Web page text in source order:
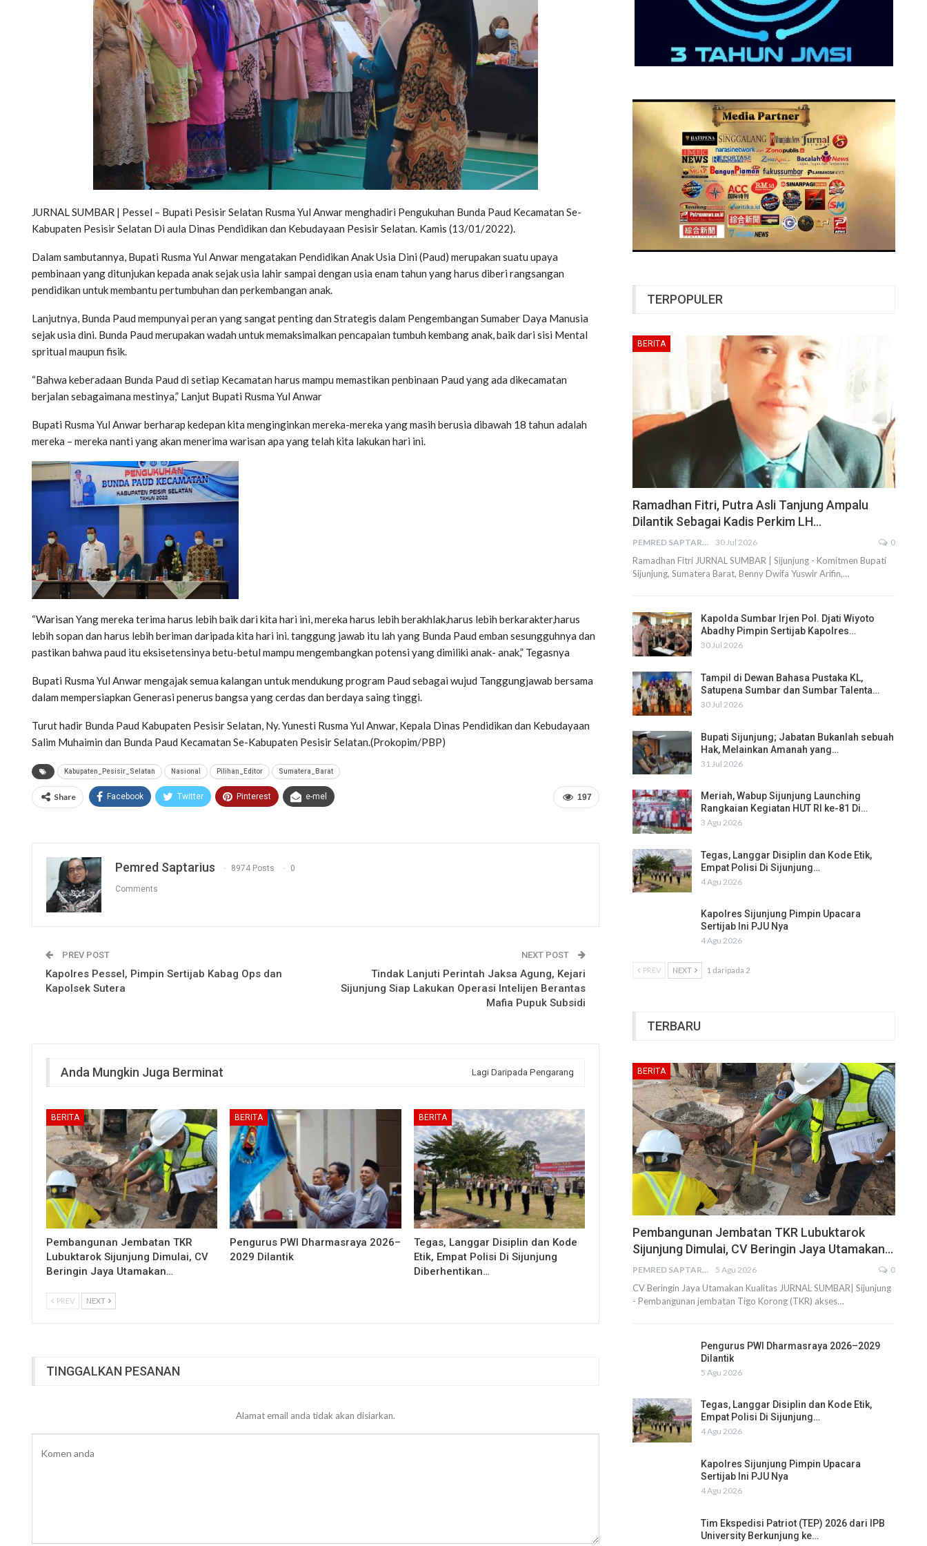
JURNAL SUMBAR | Pessel – Bupati Pesisir Selatan Rusma Yul Anwar menghadiri Pengukuhan Bunda Paud Kecamatan Se-
Kabupaten Pesisir Selatan Di aula Dinas Pendidikan dan Kebudayaan Pesisir Selatan. Kamis (13/01/2022).
Dalam sambutannya, Bupati Rusma Yul Anwar mengatakan Pendidikan Anak Usia Dini (Paud) merupakan suatu upaya
pembinaan yang ditunjukan kepada anak sejak usia lahir sampai dengan usia enam tahun yang harus diberi rangsangan
pendidikan untuk membantu pertumbuhan dan perkembangan anak.
Lanjutnya, Bunda Paud mempunyai peran yang sangat penting dan Strategis dalam Pengembangan Sumaber Daya Manusia
sejak usia dini. Bunda Paud merupakan wadah untuk memaksimalkan pencapaian tumbuh kembang anak, baik dari sisi Mental
spritual maupun fisik.
“Bahwa keberadaan Bunda Paud di setiap Kecamatan harus mampu memastikan penbinaan Paud yang ada dikecamatan
berjalan sebagaimana mestinya,” Lanjut Bupati Rusma Yul Anwar
Bupati Rusma Yul Anwar berharap kedepan kita menginginkan mereka-mereka yang masih berusia dibawah 18 tahun adalah
mereka – mereka nanti yang akan menerima warisan apa yang telah kita lakukan hari ini.
“Warisan Yang mereka terima harus lebih baik dari kita hari ini, mereka harus lebih berakhlak,harus lebih berkarakter,harus
lebih sopan dan harus lebih beriman daripada kita hari ini. tanggung jawab itu lah yang Bunda Paud emban sesungguhnya dan
pastikan bahwa paud itu eksisetensinya betu-betul mampu mengembangkan potensi yang dimiliki anak- anak,” Tegasnya
Bupati Rusma Yul Anwar mengajak semua kalangan untuk mendukung program Paud sebagai wujud Tanggungjawab bersama
dalam mempersiapkan Generasi penerus bangsa yang cerdas dan berdaya saing tinggi.
Turut hadir Bunda Paud Kabupaten Pesisir Selatan, Ny. Yunesti Rusma Yul Anwar, Kepala Dinas Pendidikan dan Kebudayaan
Salim Muhaimin dan Bunda Paud Kecamatan Se-Kabupaten Pesisir Selatan.(Prokopim/PBP)
Kabupaten_Pesisir_Selatan Nasional Pilihan_Editor Sumatera_Barat
197
Share Facebook Twitter Pinterest e-mel
Pemred Saptarius 8974 Posts 0
Comments
PREV POST
Kapolres Pessel, Pimpin Sertijab Kabag Ops dan
Kapolsek Sutera
NEXT POST
Tindak Lanjuti Perintah Jaksa Agung, Kejari
Sijunjung Siap Lakukan Operasi Intelijen Berantas
Mafia Pupuk Subsidi
Anda Mungkin Juga Berminat Lagi Daripada Pengarang
BERITA
Pembangunan Jembatan TKR
Lubuktarok Sijunjung Dimulai, CV
Beringin Jaya Utamakan…
BERITA
Pengurus PWI Dharmasraya 2026–
2029 Dilantik
BERITA
Tegas, Langgar Disiplin dan Kode
Etik, Empat Polisi Di Sijunjung
Diberhentikan…
PREV NEXT
TINGGALKAN PESANAN
Alamat email anda tidak akan disiarkan.
TERPOPULER
BERITA
Ramadhan Fitri, Putra Asli Tanjung Ampalu
Dilantik Sebagai Kadis Perkim LH…
PEMRED SAPTARIUS 30 Jul 2026 0
Ramadhan Fitri JURNAL SUMBAR | Sijunjung - Komitmen Bupati
Sijunjung, Sumatera Barat, Benny Dwifa Yuswir Arifin,…
Kapolda Sumbar Irjen Pol. Djati Wiyoto
Abadhy Pimpin Sertijab Kapolres…
30 Jul 2026
Tampil di Dewan Bahasa Pustaka KL,
Satupena Sumbar dan Sumbar Talenta…
30 Jul 2026
Bupati Sijunjung; Jabatan Bukanlah sebuah
Hak, Melainkan Amanah yang…
31 Jul 2026
Meriah, Wabup Sijunjung Launching
Rangkaian Kegiatan HUT RI ke-81 Di…
3 Agu 2026
Tegas, Langgar Disiplin dan Kode Etik,
Empat Polisi Di Sijunjung…
4 Agu 2026
Kapolres Sijunjung Pimpin Upacara
Sertijab Ini PJU Nya
4 Agu 2026
PREV NEXT 1 daripada 2
TERBARU
BERITA
Pembangunan Jembatan TKR Lubuktarok
Sijunjung Dimulai, CV Beringin Jaya Utamakan…
PEMRED SAPTARIUS 5 Agu 2026 0
CV Beringin Jaya Utamakan Kualitas JURNAL SUMBAR| Sijunjung
- Pembangunan jembatan Tigo Korong (TKR) akses…
Pengurus PWI Dharmasraya 2026–2029
Dilantik
5 Agu 2026
Tegas, Langgar Disiplin dan Kode Etik,
Empat Polisi Di Sijunjung…
4 Agu 2026
Kapolres Sijunjung Pimpin Upacara
Sertijab Ini PJU Nya
4 Agu 2026
Tim Ekspedisi Patriot (TEP) 2026 dari IPB
University Berkunjung ke…